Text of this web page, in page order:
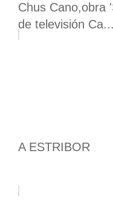
Chus Cano,obra
de televisión Ca...
A ESTRIBOR